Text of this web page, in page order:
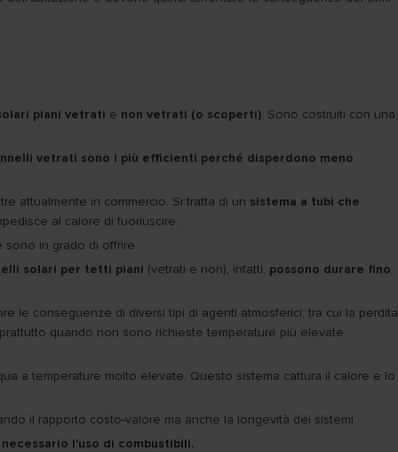
piani vetrati e non vetrati (o scoperti). Sono costruiti con una
vetrati sono i più efficienti perché disperdono meno
attualmente in commercio. Si tratta di un sistema a tubi che
al calore di fuoriuscire.
in grado di offrire.
solari per tetti piani (vetrati e non), infatti, possono durare fino
le conseguenze di diversi tipi di agenti atmosferici, tra cui la perdita
quando non sono richieste temperature più elevate.
a temperature molto elevate. Questo sistema cattura il calore e lo
il rapporto costo-valore ma anche la longevità dei sistemi.
necessario l'uso di combustibili.